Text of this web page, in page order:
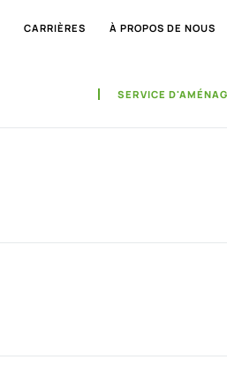
CARRIÈRES À PROPOS DE NOUS
SERVICE